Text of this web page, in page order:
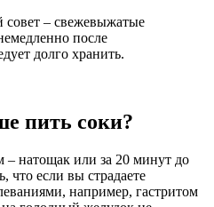
совет – свежевыжатые
после
долго хранить.
пить соки?
– натощак или за 20 минут до
что если вы страдаете
например, гастритом